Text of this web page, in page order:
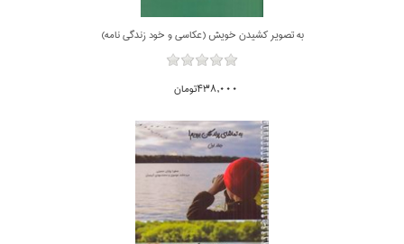
به تصوير كشيدن خويش (عكاسي و خود زندگي نامه)
438,000تومان